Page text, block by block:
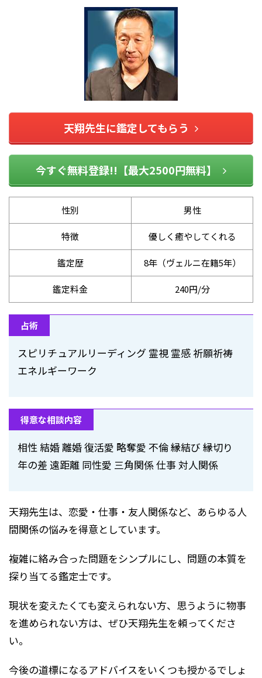
天翔先生に鑑定してもらう
今すぐ無料登録!!【最大2500円無料】
性別 男性
特徴 優しく癒やしてくれる
鑑定歴 8年（ヴェルニ在籍5年）
鑑定料金 240円/分
占術
スピリチュアルリーディング 霊視 霊感 祈願祈祷
エネルギーワーク
得意な相談内容
相性 結婚 離婚 復活愛 略奪愛 不倫 縁結び 縁切り
年の差 遠距離 同性愛 三角関係 仕事 対人関係
天翔先生は、恋愛・仕事・友人関係など、あらゆる人
間関係の悩みを得意としています。
複雑に絡み合った問題をシンプルにし、問題の本質を
探り当てる鑑定士です。
現状を変えたくても変えられない方、思うように物事
を進められない方は、ぜひ天翔先生を頼ってくださ
い。
今後の道標になるアドバイスをいくつも授かるでしょ